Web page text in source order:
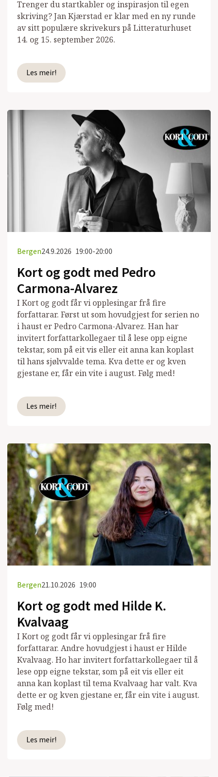
Trenger du startkabler og inspirasjon til egen
skriving? Jan Kjærstad er klar med en ny runde
av sitt populære skrivekurs på Litteraturhuset
14. og 15. september 2026.
Les meir!
Bergen24.9.2026 19:00-20:00
Kort og godt med Pedro
Carmona-Alvarez
I Kort og godt får vi opplesingar frå fire
forfattarar. Først ut som hovudgjest for serien no
i haust er Pedro Carmona-Alvarez. Han har
invitert forfattarkollegaer til å lese opp eigne
tekstar, som på eit vis eller eit anna kan koplast
til hans sjølvvalde tema. Kva dette er og kven
gjestane er, får ein vite i august. Følg med!
Les meir!
Bergen21.10.2026 19:00
Kort og godt med Hilde K.
Kvalvaag
I Kort og godt får vi opplesingar frå fire
forfattarar. Andre hovudgjest i haust er Hilde
Kvalvaag. Ho har invitert forfattarkollegaer til å
lese opp eigne tekstar, som på eit vis eller eit
anna kan koplast til tema Kvalvaag har valt. Kva
dette er og kven gjestane er, får ein vite i august.
Følg med!
Les meir!